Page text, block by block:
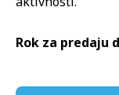
Rok za predaju